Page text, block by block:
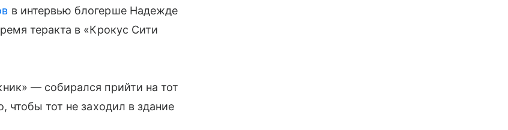
в интервью блогерше Надежде
теракта в «Крокус Сити
— собирался прийти на тот
чтобы тот не заходил в здание